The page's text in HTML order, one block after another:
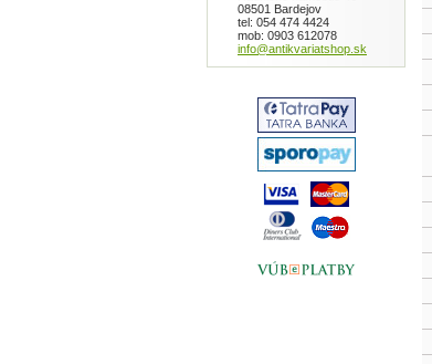
08501 Bardejov
tel: 054 474 4424
mob: 0903 612078
info@antikvariatshop.sk